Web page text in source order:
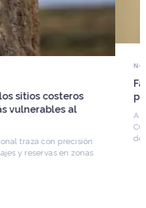
guardián del
Superior del
e impulsó los Seminarios
Publicó más de